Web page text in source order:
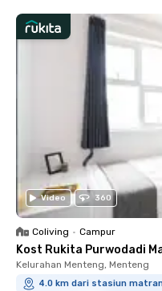
Video 360
Coliving • Campur
Kost Rukita Purwodadi
Kelurahan Menteng, Menteng
4.0 km dari stasiun